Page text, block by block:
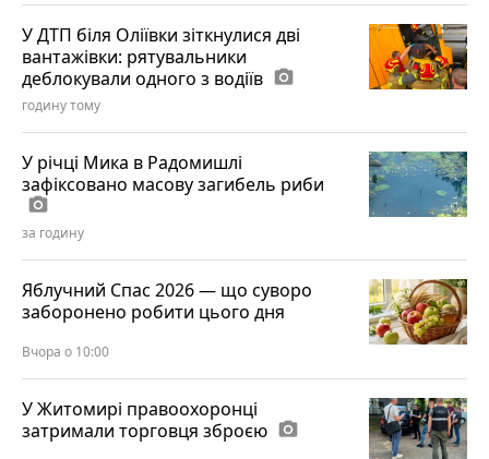
У ДТП біля Оліївки зіткнулися дві
вантажівки: рятувальники
деблокували одного з водіїв photo_camera
годину тому
У річці Мика в Радомишлі
зафіксовано масову загибель риби
photo_camera
за годину
Яблучний Спас 2026 — що суворо
заборонено робити цього дня
Вчора о 10:00
У Житомирі правоохоронці
затримали торговця зброєю photo_camera